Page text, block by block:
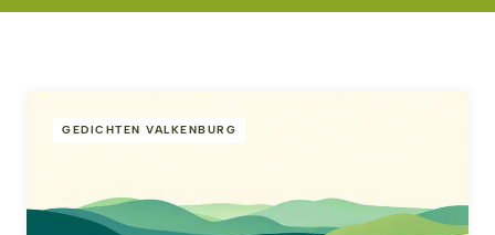
GEDICHTEN VALKENBURG